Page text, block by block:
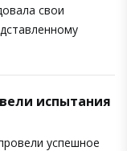
свои
испытания
успешное